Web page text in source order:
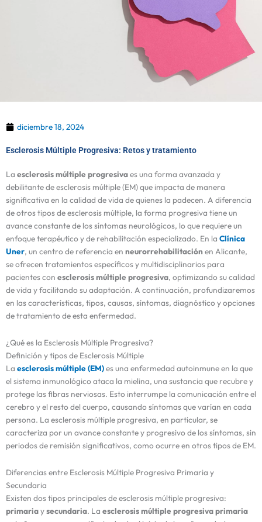
diciembre 18, 2024
Esclerosis Múltiple Progresiva: Retos y tratamiento
La esclerosis múltiple progresivaes una forma avanzada y
debilitante de esclerosis múltiple (EM) que impacta de manera
significativa en la calidad de vida de quienes la padecen. A diferencia
de otros tipos de esclerosis múltiple, la forma progresiva tiene un
avance constante de los síntomas neurológicos, lo que requiere un
enfoque terapéutico y de rehabilitación especializado. En la Clínica
Uner, un centro de referencia en neurorrehabilitaciónen Alicante,
se ofrecen tratamientos específicos y multidisciplinarios para
pacientes con esclerosis múltiple progresiva, optimizando su calidad
de vida y facilitando su adaptación. A continuación, profundizaremos
en las características, tipos, causas, síntomas, diagnóstico y opciones
de tratamiento de esta enfermedad.
¿Qué es la Esclerosis Múltiple Progresiva?
Definición y tipos de Esclerosis Múltiple
La esclerosis múltiple (EM)es una enfermedad autoinmune en la que
el sistema inmunológico ataca la mielina, una sustancia que recubre y
protege las fibras nerviosas. Esto interrumpe la comunicación entre el
cerebro y el resto del cuerpo, causando síntomas que varían en cada
persona. La esclerosis múltiple progresiva, en particular, se
caracteriza por un avance constante y progresivo de los síntomas, sin
periodos de remisión significativos, como ocurre en otros tipos de EM.
Diferencias entre Esclerosis Múltiple Progresiva Primaria y
Secundaria
Existen dos tipos principales de esclerosis múltiple progresiva:
primariaysecundaria. La esclerosis múltiple progresiva primaria